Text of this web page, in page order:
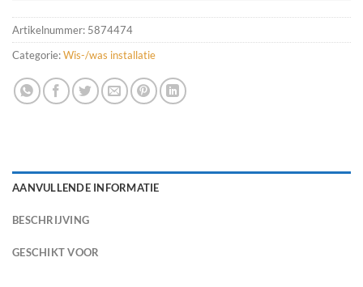
Artikelnummer: 5874474
Categorie:Wis-/was installatie
AANVULLENDE INFORMATIE
BESCHRIJVING
GESCHIKT VOOR